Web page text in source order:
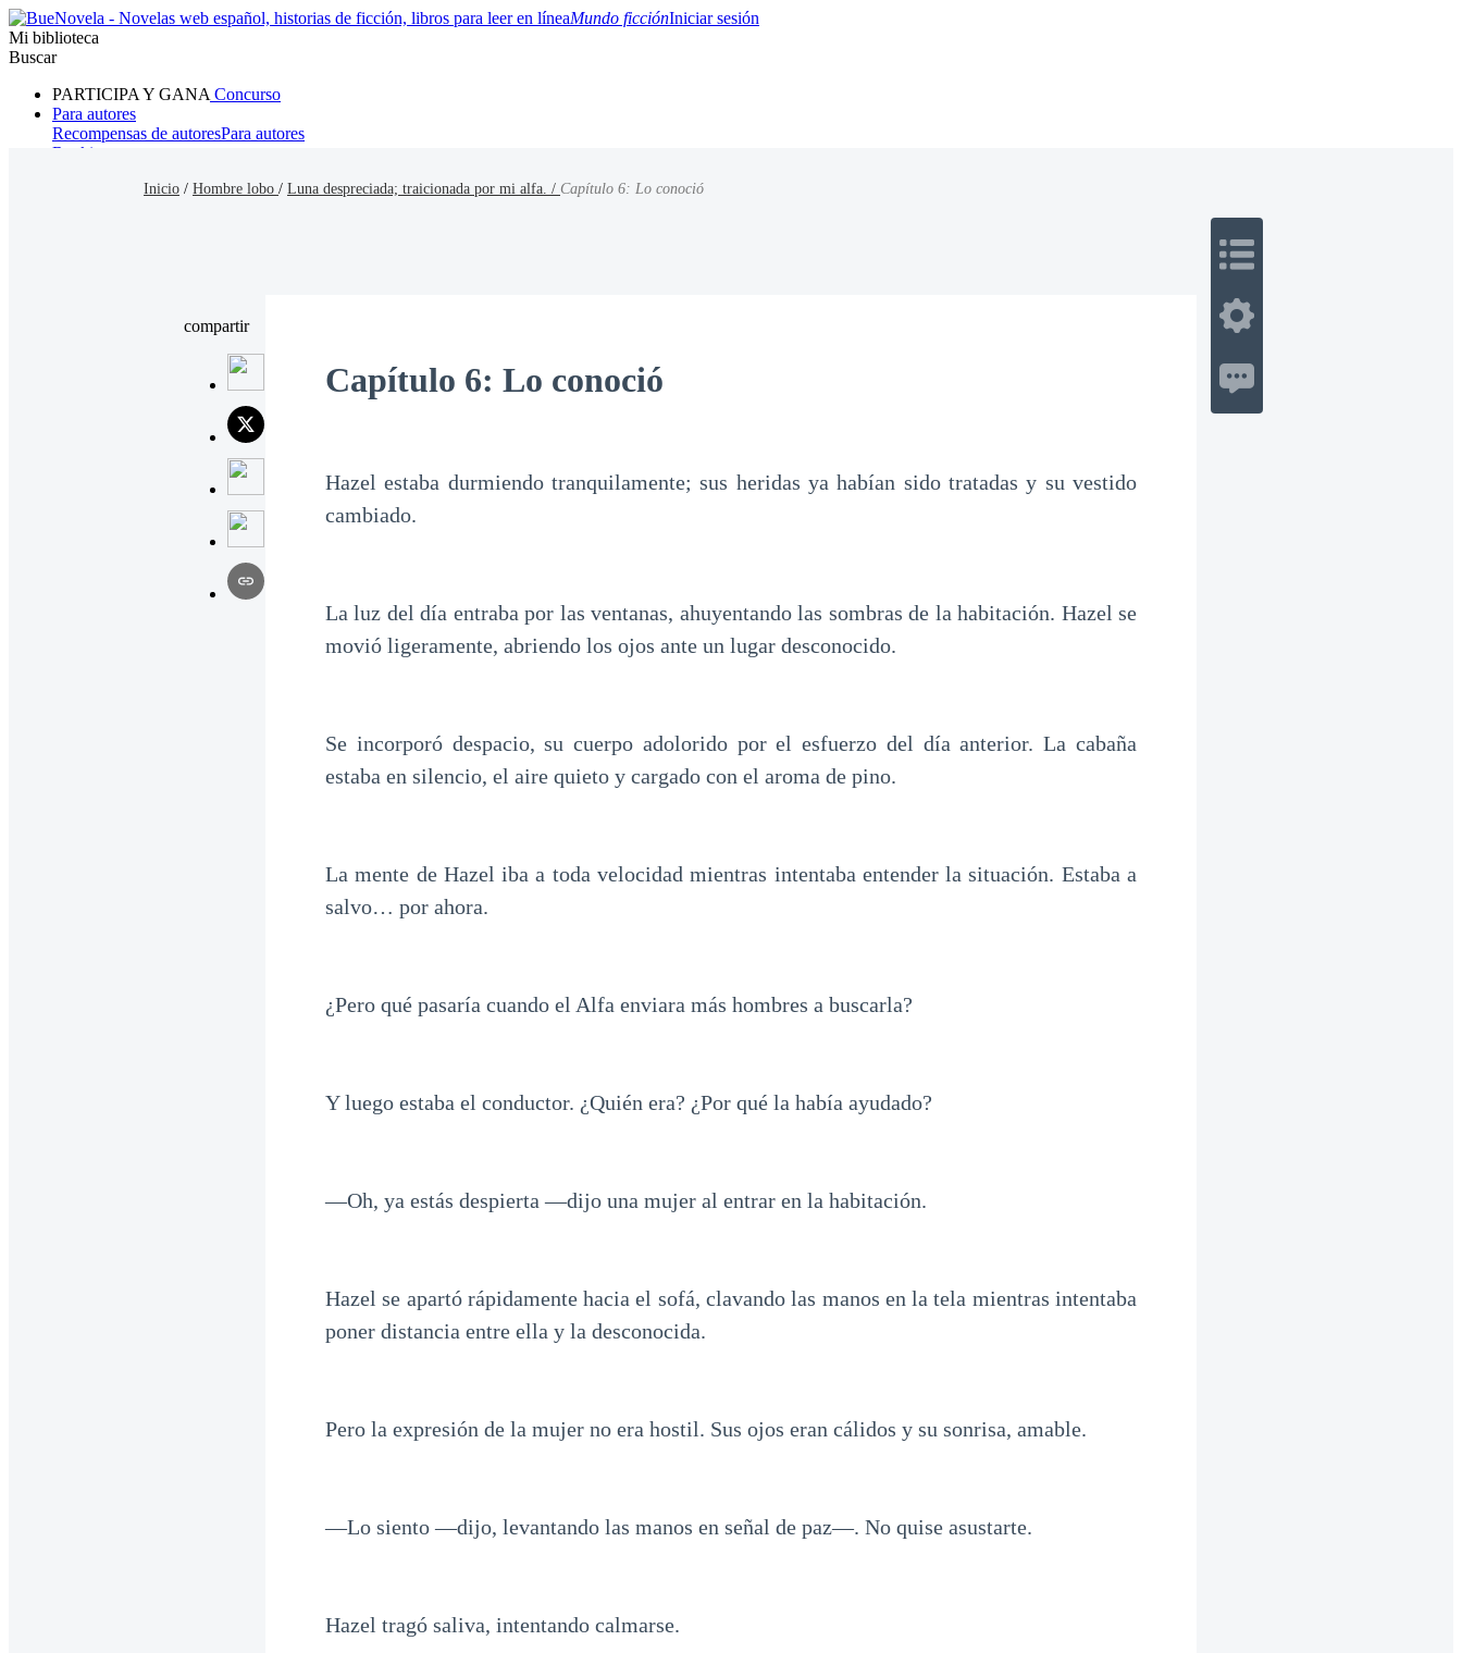
Mundo ficciónIniciar sesión
Mi biblioteca
Buscar
PARTICIPA Y GANA Concurso
Para autores
Recompensas de autoresPara autores
Ranking
Inicio / Hombre lobo / Luna despreciada; traicionada por mi alfa. / Capítulo 6: Lo conoció
compartir
Capítulo 6: Lo conoció
Hazel estaba durmiendo tranquilamente; sus heridas ya habían sido tratadas y su vestido
cambiado.
La luz del día entraba por las ventanas, ahuyentando las sombras de la habitación. Hazel se
movió ligeramente, abriendo los ojos ante un lugar desconocido.
Se incorporó despacio, su cuerpo adolorido por el esfuerzo del día anterior. La cabaña
estaba en silencio, el aire quieto y cargado con el aroma de pino.
La mente de Hazel iba a toda velocidad mientras intentaba entender la situación. Estaba a
salvo… por ahora.
¿Pero qué pasaría cuando el Alfa enviara más hombres a buscarla?
Y luego estaba el conductor. ¿Quién era? ¿Por qué la había ayudado?
—Oh, ya estás despierta —dijo una mujer al entrar en la habitación.
Hazel se apartó rápidamente hacia el sofá, clavando las manos en la tela mientras intentaba
poner distancia entre ella y la desconocida.
Pero la expresión de la mujer no era hostil. Sus ojos eran cálidos y su sonrisa, amable.
—Lo siento —dijo, levantando las manos en señal de paz—. No quise asustarte.
Hazel tragó saliva, intentando calmarse.